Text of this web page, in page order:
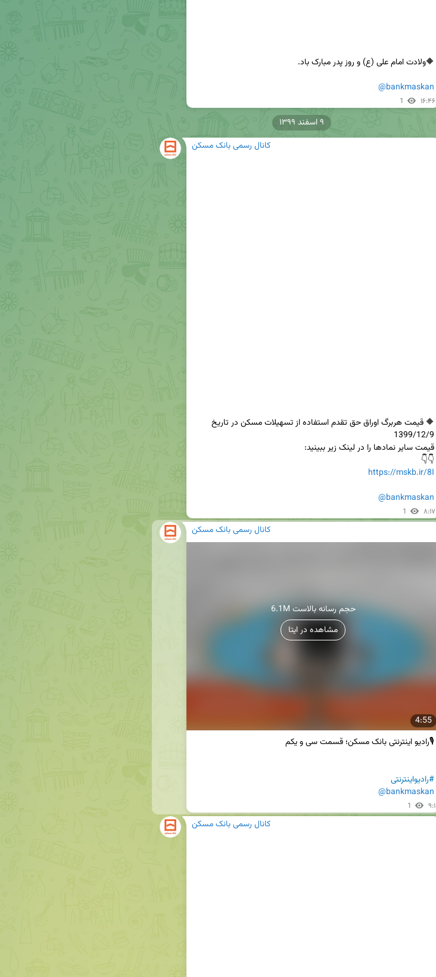
@bankmaskan
1 ۱۶:۴۶
کانال رسمی بانک مسکن
👇👇
https://mskb.ir/8I
@bankmaskan
1 ۸:۱۷
۹ اسفند ۱۳۹۹
کانال رسمی بانک مسکن
4:55
6.1M حجم رسانه بالاست
مشاهده در ایتا
#رادیواینترنتی
@bankmaskan
1 ۹:۱
کانال رسمی بانک مسکن